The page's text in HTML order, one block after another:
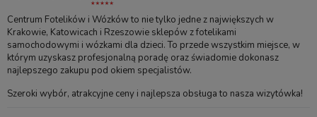
system SIP+ (Side Impact Protection+), którego zadaniem
jest zaabsorbowanie jeszcze większej energii powstałej w
trakcie zderzenie bocznej, obniżając tym samym opóźnienia
działające na zapięte w foteliku dziecko. SIP+ należy
założyć na bok fotelika od strony drzwi.
Centrum Fotelików i Wózków to nie tylko jedne z największych w
Krakowie, Katowicach i Rzeszowie sklepów z fotelikami
samochodowymi i wózkami dla dzieci. To przede wszystkim miejsce, w
którym uzyskasz profesjonalną poradę oraz świadomie dokonasz
najlepszego zakupu pod okiem specjalistów.
Szeroki wybór, atrakcyjne ceny i najlepsza obsługa to nasza wizytówka!